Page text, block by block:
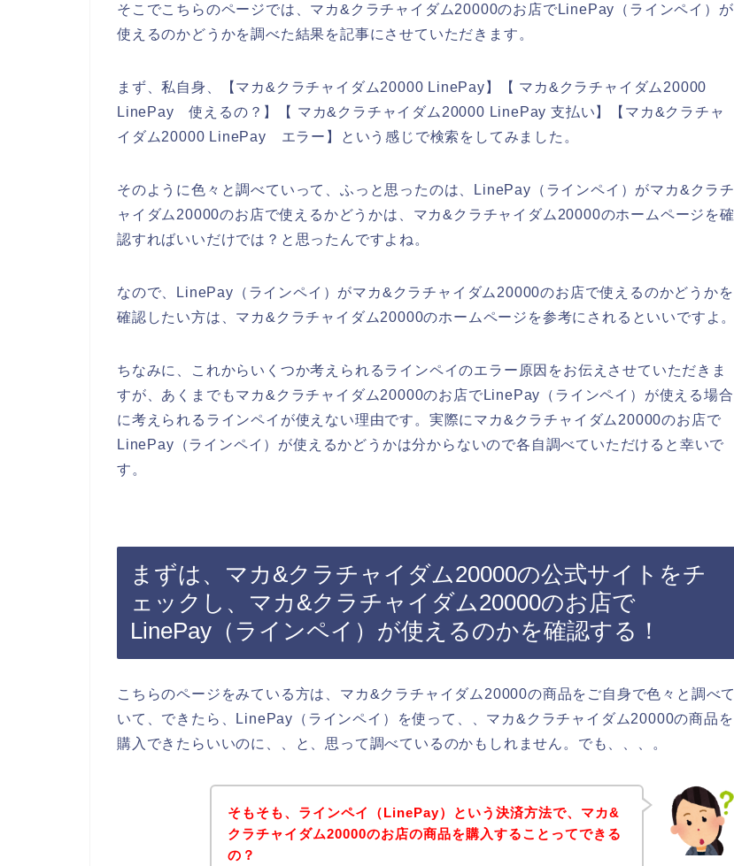
そこでこちらのページでは、マカ&クラチャイダム20000のお店でLinePay（ラインペイ）が
使えるのかどうかを調べた結果を記事にさせていただきます。
まず、私自身、【マカ&クラチャイダム20000 LinePay】【 マカ&クラチャイダム20000
LinePay 使えるの？】【 マカ&クラチャイダム20000 LinePay 支払い】【マカ&クラチャ
イダム20000 LinePay エラー】という感じで検索をしてみました。
そのように色々と調べていって、ふっと思ったのは、LinePay（ラインペイ）がマカ&クラチ
ャイダム20000のお店で使えるかどうかは、マカ&クラチャイダム20000のホームページを確
認すればいいだけでは？と思ったんですよね。
なので、LinePay（ラインペイ）がマカ&クラチャイダム20000のお店で使えるのかどうかを
確認したい方は、マカ&クラチャイダム20000のホームページを参考にされるといいですよ。
ちなみに、これからいくつか考えられるラインペイのエラー原因をお伝えさせていただきま
すが、あくまでもマカ&クラチャイダム20000のお店でLinePay（ラインペイ）が使える場合
に考えられるラインペイが使えない理由です。実際にマカ&クラチャイダム20000のお店で
LinePay（ラインペイ）が使えるかどうかは分からないので各自調べていただけると幸いで
す。
まずは、マカ&クラチャイダム20000の公式サイトをチ
ェックし、マカ&クラチャイダム20000のお店で
LinePay（ラインペイ）が使えるのかを確認する！
こちらのページをみている方は、マカ&クラチャイダム20000の商品をご自身で色々と調べて
いて、できたら、LinePay（ラインペイ）を使って、、マカ&クラチャイダム20000の商品を
購入できたらいいのに、、と、思って調べているのかもしれません。でも、、、。
そもそも、ラインペイ（LinePay）という決済方法で、マカ&
クラチャイダム20000のお店の商品を購入することってできる
の？